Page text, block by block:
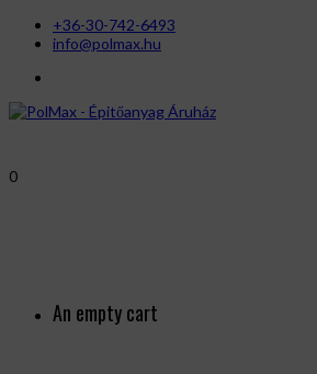
+36-30-742-6493
info@polmax.hu
0
An empty cart